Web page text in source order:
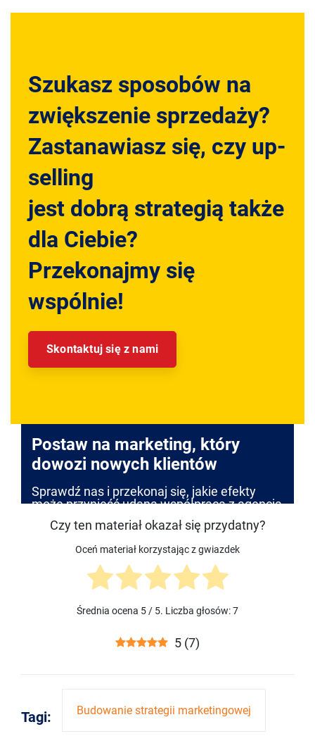
Szukasz sposobów na
zwiększenie sprzedaży?
Zastanawiasz się, czy up-
selling
jest dobrą strategią także
dla Ciebie?
Przekonajmy się
wspólnie!
Skontaktuj się z nami
Postaw na marketing, który
dowozi nowych klientów
Sprawdź nas i przekonaj się, jakie efekty
może przynieść udana współpraca z agencją
Czy ten materiał okazał się przydatny?
Oceń materiał korzystając z gwiazdek
Średnia ocena 5 / 5. Liczba głosów:7
5 (7)
Tagi: Budowanie strategii marketingowej